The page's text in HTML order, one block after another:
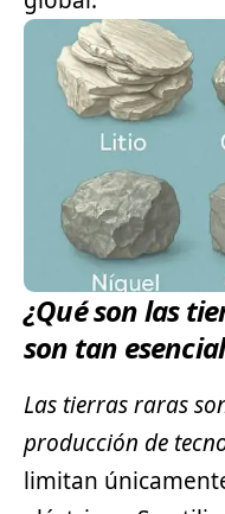
¿Qué son las
son tan
Las tierras raras
producción de
limitan